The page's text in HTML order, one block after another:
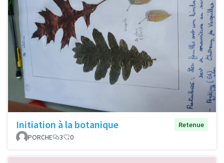
Initiation à la botanique
Retenue
PORCHE
3 0